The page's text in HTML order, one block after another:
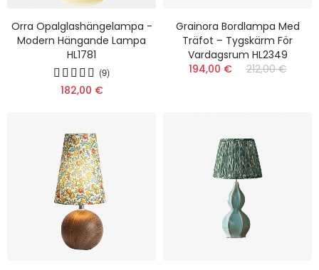
Orra Opalglashängelampa -
Modern Hängande Lampa
HL1781
(9)
182,00 €
Grainora Bordlampa Med
Träfot – Tygskärm För
Vardagsrum HL2349
194,00 €
212,00 €